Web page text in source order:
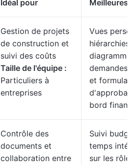
Idéal pour Meilleures
Gestion de projets
de construction et
suivi des coûts
Taille de l'équipe :
Particuliers à
entreprises
Vues
hiérarchies
demandes
et
bord
Contrôle des
documents et
collaboration entre
Suivi
temps
sur les